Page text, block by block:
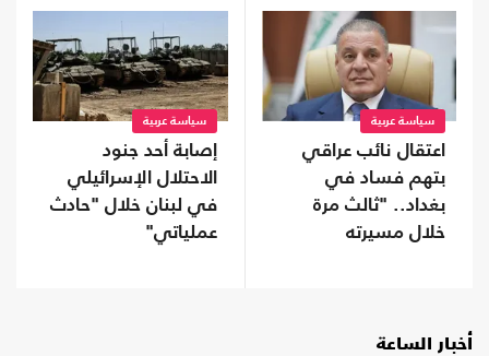
سياسة عربية
اعتقال نائب عراقي
بتهم فساد في
بغداد.. "ثالث مرة
خلال مسيرته
سياسة عربية
إصابة أحد جنود
الاحتلال الإسرائيلي
في لبنان خلال "حادث
عملياتي"
أخبار الساعة